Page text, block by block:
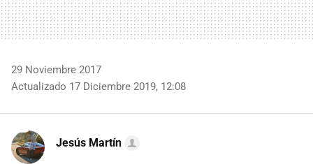
29 Noviembre 2017
Actualizado 17 Diciembre 2019, 12:08
Jesús Martín